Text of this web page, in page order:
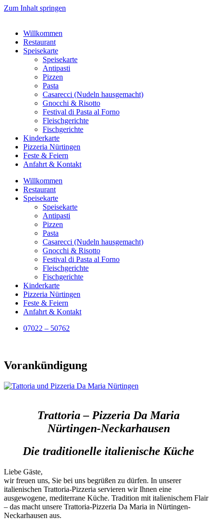
Zum Inhalt springen
Willkommen
Restaurant
Speisekarte
Speisekarte
Antipasti
Pizzen
Pasta
Casarecci (Nudeln hausgemacht)
Gnocchi & Risotto
Festival di Pasta al Forno
Fleischgerichte
Fischgerichte
Kinderkarte
Pizzeria Nürtingen
Feste & Feiern
Anfahrt & Kontakt
Willkommen
Restaurant
Speisekarte
Speisekarte
Antipasti
Pizzen
Pasta
Casarecci (Nudeln hausgemacht)
Gnocchi & Risotto
Festival di Pasta al Forno
Fleischgerichte
Fischgerichte
Kinderkarte
Pizzeria Nürtingen
Feste & Feiern
Anfahrt & Kontakt
07022 – 50762
Vorankündigung
Trattoria – Pizzeria Da Maria
Nürtingen-Neckarhausen
Die traditionelle italienische Küche
Liebe Gäste,
wir freuen uns, Sie bei uns begrüßen zu dürfen. In unserer
italienischen Trattoria-Pizzeria servieren wir Ihnen eine
ausgewogene, mediterrane Küche. Tradition mit italienischem Flair
– das macht unsere Trattoria-Pizzeria Da Maria in Nürtingen-
Neckarhausen aus.